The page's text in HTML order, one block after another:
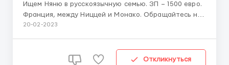
Ищем Няню в русскоязычную семью. ЗП – 1500 евро.
Франция, между Ниццей и Монако. Обращайтесь на
Viber/WhatsApp по номеру +380671224077 С
лет и 10 месяцев. Няня для двух младших детей. ...
20-02-2023
Откликнуться